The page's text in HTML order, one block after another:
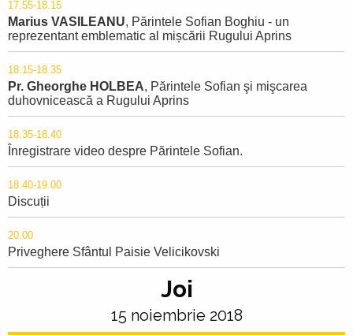
17.55-18.15
Marius VASILEANU, Părintele Sofian Boghiu - un
reprezentant emblematic al mișcării Rugului Aprins
18.15-18.35
Pr. Gheorghe HOLBEA, Părintele Sofian şi mişcarea
duhovnicească a Rugului Aprins
18.35-18.40
Înregistrare video despre Părintele Sofian.
18.40-19.00
Discuții
20.00
Priveghere Sfântul Paisie Velicikovski
Joi
15 noiembrie 2018